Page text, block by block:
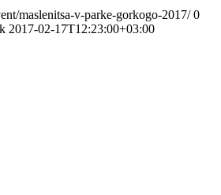
maslenitsa-v-parke-gorkogo-2017/ 0
2017-02-17T12:23:00+03:00